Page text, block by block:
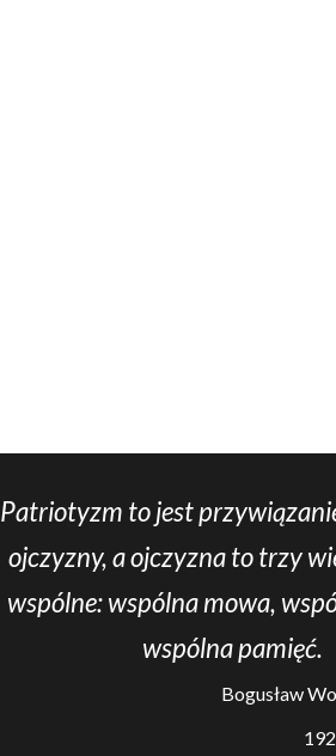
Patriotyzm to jest
ojczyzny, a ojczyzna to trzy
wspólne: wspólna mowa,
wspólna pamięć.
Bogusław